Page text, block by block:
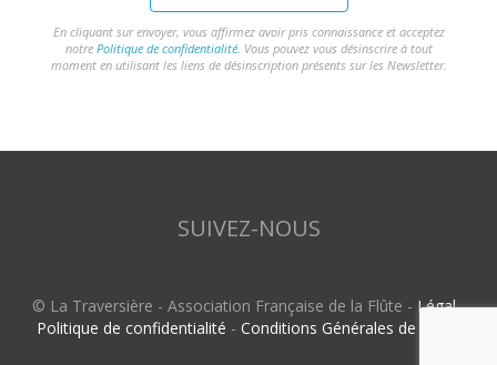
En cliquant sur envoyer, vous affirmez avoir pris connaissance et acceptez
notre Politique de confidentialité. Vous pouvez vous désinscrire à tout
moment en utilisant les liens de désinscription présents sur les Newsletter.
SUIVEZ-NOUS
© La Traversière - Association Française de la Flûte - Légal-
Politique de confidentialité - Conditions Générales de Vente